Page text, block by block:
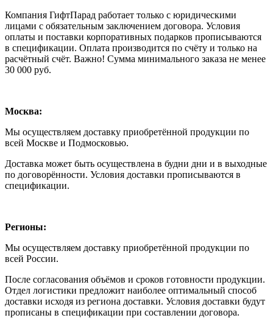
Компания ГифтПарад работает только с юридическими
лицами с обязательным заключением договора. Условия
оплаты и поставки корпоративных подарков прописываются
в спецификации. Оплата производится по счёту и только на
расчётный счёт. Важно! Сумма минимального заказа не менее
30 000 руб.
Москва:
Мы осуществляем доставку приобретённой продукции по
всей Москве и Подмосковью.
Доставка может быть осуществлена в будни дни и в выходные
по договорённости. Условия доставки прописываются в
спецификации.
Регионы:
Мы осуществляем доставку приобретённой продукции по
всей России.
После согласования объёмов и сроков готовности продукции.
Отдел логистики предложит наиболее оптимальный способ
доставки исходя из региона доставки. Условия доставки будут
прописаны в спецификации при составлении договора.